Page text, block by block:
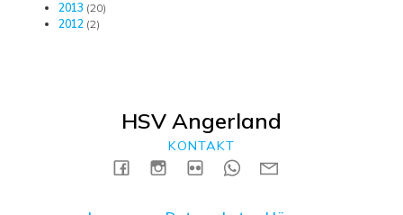
2013 (20)
2012 (2)
HSV Angerland
KONTAKT